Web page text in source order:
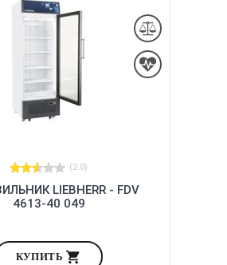
(2.0)
LIEBHERR - FDV
4613-40 049
КУПИТЬ